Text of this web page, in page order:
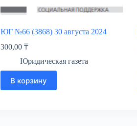
ЮГ №66 (3868) 30 августа 2024
300,00 ₸
Юридическая газета
В корзину